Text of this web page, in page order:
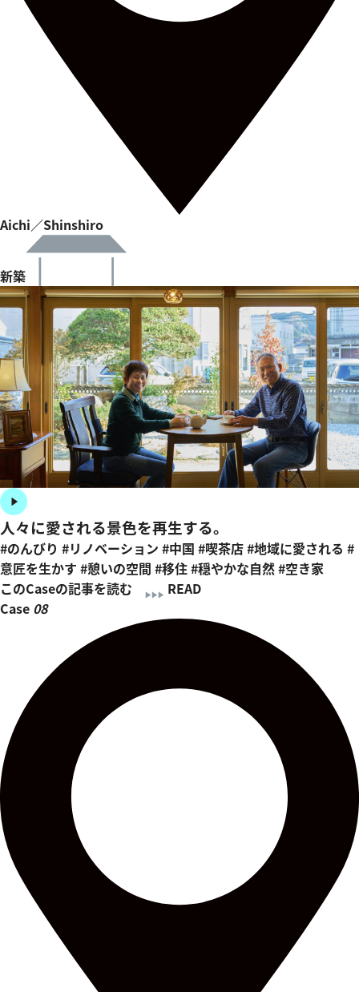
Aichi／Shinshiro
新築
人々に愛される景色を再生する。
#のんびり #リノベーション #中国 #喫茶店#地域に愛される #
意匠を生かす #憩いの空間 #移住#穏やかな自然#空き家
このCaseの記事を読む
READ
Case 08